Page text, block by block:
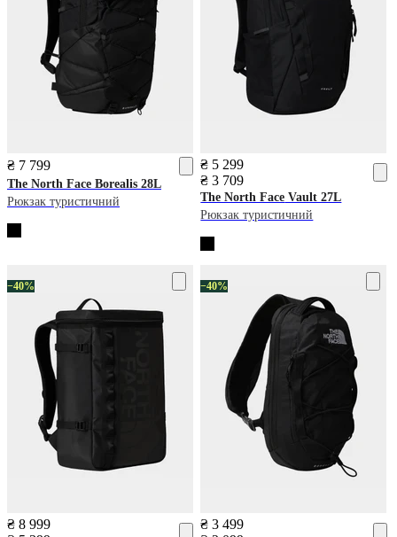
₴ 7 799
The North Face Borealis 28L
Рюкзак туристичний
₴ 5 299
₴ 3 709
The North Face Vault 27L
Рюкзак туристичний
−40%
₴ 8 999
−40%
₴ 3 499